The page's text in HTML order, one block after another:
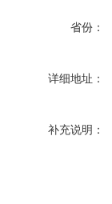
省份：
详细地址：
补充说明：